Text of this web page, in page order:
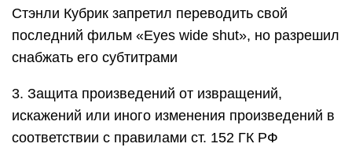
Стэнли Кубрик запретил переводить свой
последний фильм «Eyes wide shut», но разрешил
снабжать его субтитрами
3. Защита произведений от извращений,
искажений или иного изменения произведений в
соответствии с правилами ст. 152 ГК РФ